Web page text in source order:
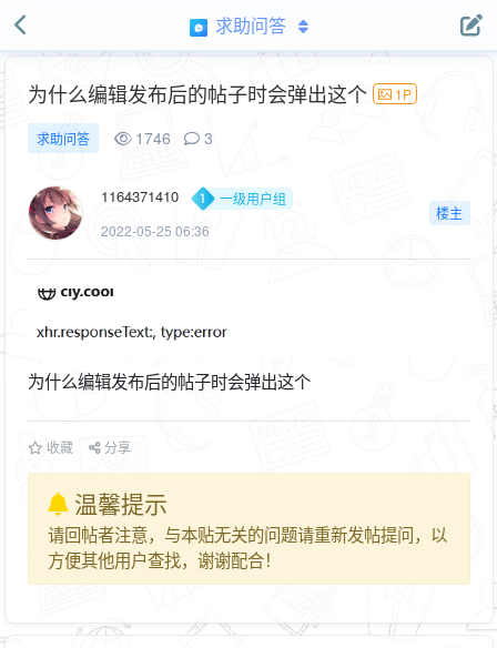
求助问答
为什么编辑发布后的帖子时会弹出这个 1P
求助问答 1746 3
1164371410
一级用户组
2022-05-25 06:36
楼主
为什么编辑发布后的帖子时会弹出这个
收藏 分享
温馨提示
请回帖者注意，与本贴无关的问题请重新发帖提问，以
方便其他用户查找，谢谢配合！